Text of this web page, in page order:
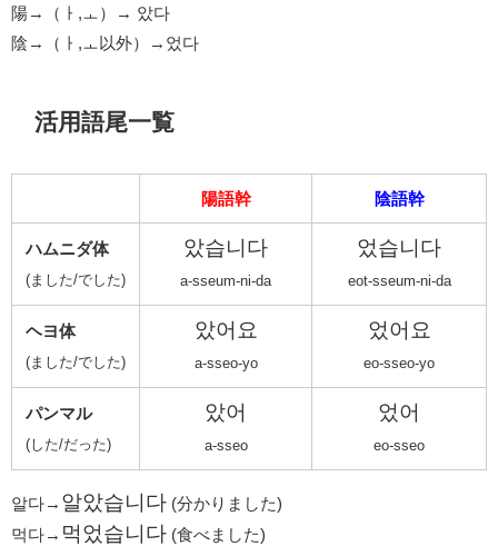
陽→（ㅏ,ㅗ）→ 았다
陰→（ㅏ,ㅗ以外）→었다
活用語尾一覧
陽語幹 陰語幹
ハムニダ体
(ました/でした)
았습니다
a-sseum-ni-da
었습니다
eot-sseum-ni-da
ヘヨ体
(ました/でした)
았어요
a-sseo-yo
었어요
eo-sseo-yo
パンマル
(した/だった)
았어
a-sseo
었어
eo-sseo
알다→ 알았습니다 (分かりました)
먹다→ 먹었습니다 (食べました)